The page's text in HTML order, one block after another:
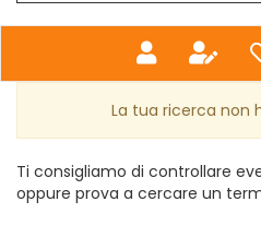
La tua ricerca non
Ti consigliamo di controllare
oppure prova a cercare un